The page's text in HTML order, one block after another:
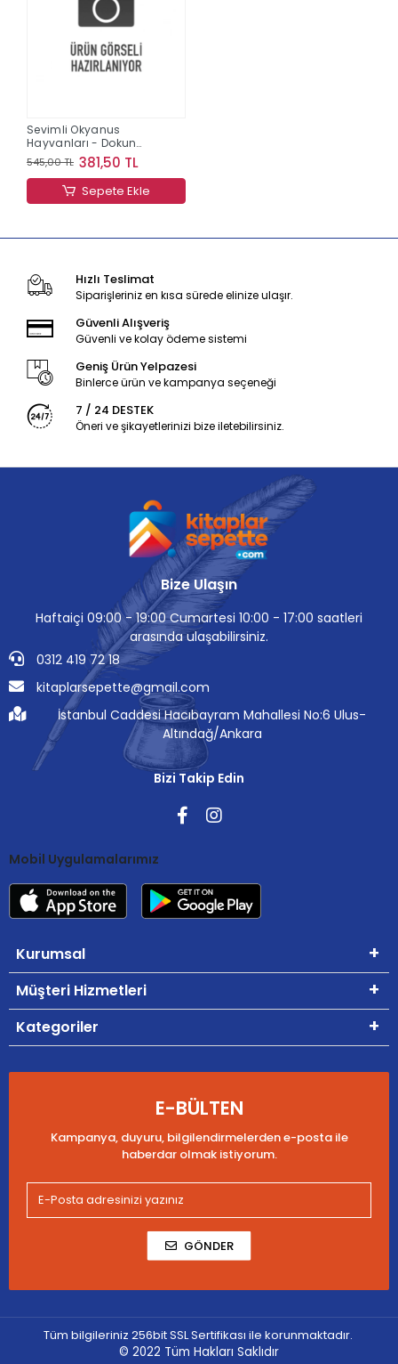
Sevimli Okyanus
Hayvanları - Dokun
Keşfet
545,00 TL 381,50 TL
Sepete Ekle
Hızlı Teslimat
Siparişleriniz en kısa sürede elinize ulaşır.
Güvenli Alışveriş
Güvenli ve kolay ödeme sistemi
Geniş Ürün Yelpazesi
Binlerce ürün ve kampanya seçeneği
7 / 24 DESTEK
Öneri ve şikayetlerinizi bize iletebilirsiniz.
Bize Ulaşın
Haftaiçi 09:00 - 19:00 Cumartesi 10:00 - 17:00 saatleri
arasında ulaşabilirsiniz.
0312 419 72 18
kitaplarsepette@gmail.com
İstanbul Caddesi Hacıbayram Mahallesi No:6 Ulus-
Altındağ/Ankara
Bizi Takip Edin
Mobil Uygulamalarımız
Kurumsal
Müşteri Hizmetleri
Kategoriler
E-BÜLTEN
Kampanya, duyuru, bilgilendirmelerden e-posta ile
haberdar olmak istiyorum.
GÖNDER
Tüm bilgileriniz 256bit SSL Sertifikası ile korunmaktadır.
© 2022 Tüm Hakları Saklıdır